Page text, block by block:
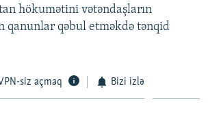
hökumətini vətəndaşların
qanunlar qəbul etməkdə tənqid
siz açmaq Bizi izlə